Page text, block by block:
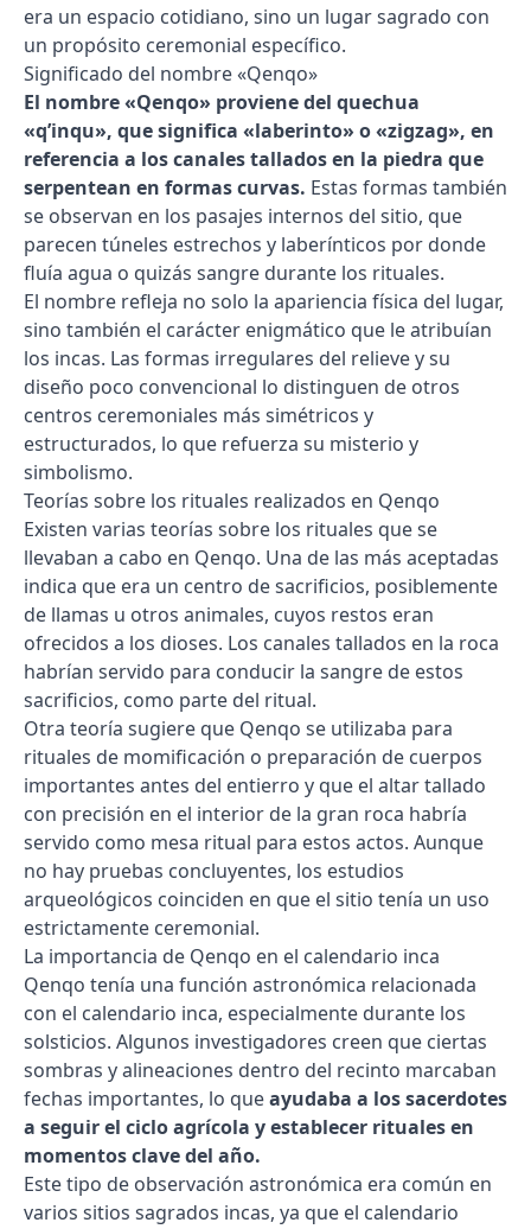
era un espacio cotidiano, sino un lugar sagrado con
un propósito ceremonial específico.
Significado del nombre «Qenqo»
El nombre «Qenqo» proviene del quechua
«q’inqu», que significa «laberinto» o «zigzag», en
referencia a los canales tallados en la piedra que
serpentean en formas curvas. Estas formas también
se observan en los pasajes internos del sitio, que
parecen túneles estrechos y laberínticos por donde
fluía agua o quizás sangre durante los rituales.
El nombre refleja no solo la apariencia física del lugar,
sino también el carácter enigmático que le atribuían
los incas. Las formas irregulares del relieve y su
diseño poco convencional lo distinguen de otros
centros ceremoniales más simétricos y
estructurados, lo que refuerza su misterio y
simbolismo.
Teorías sobre los rituales realizados en Qenqo
Existen varias teorías sobre los rituales que se
llevaban a cabo en Qenqo. Una de las más aceptadas
indica que era un centro de sacrificios, posiblemente
de llamas u otros animales, cuyos restos eran
ofrecidos a los dioses. Los canales tallados en la roca
habrían servido para conducir la sangre de estos
sacrificios, como parte del ritual.
Otra teoría sugiere que Qenqo se utilizaba para
rituales de momificación o preparación de cuerpos
importantes antes del entierro y que el altar tallado
con precisión en el interior de la gran roca habría
servido como mesa ritual para estos actos. Aunque
no hay pruebas concluyentes, los estudios
arqueológicos coinciden en que el sitio tenía un uso
estrictamente ceremonial.
La importancia de Qenqo en el calendario inca
Qenqo tenía una función astronómica relacionada
con el calendario inca, especialmente durante los
solsticios. Algunos investigadores creen que ciertas
sombras y alineaciones dentro del recinto marcaban
fechas importantes, lo queayudaba a los sacerdotes
a seguir el ciclo agrícola y establecer rituales en
momentos clave del año.
Este tipo de observación astronómica era común en
varios sitios sagrados incas, ya que el calendario